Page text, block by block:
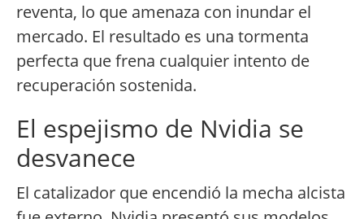
reventa, lo que amenaza con inundar el
mercado. El resultado es una tormenta
perfecta que frena cualquier intento de
recuperación sostenida.
El espejismo de Nvidia se
desvanece
El catalizador que encendió la mecha alcista